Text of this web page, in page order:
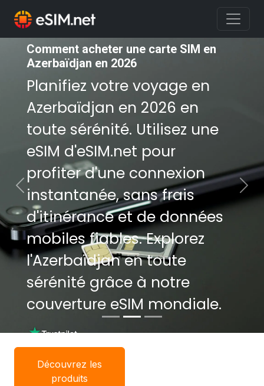
Comment acheter une carte SIM en
Azerbaïdjan en 2026
Planifiez votre voyage en
Azerbaïdjan en 2026 en
toute sérénité. Utilisez une
eSIM d'eSIM.net pour
profiter d'une connexion
instantanée, sans frais
d'itinérance et de données
mobiles fiables. Explorez
l'Azerbaïdjan en toute
sérénité grâce à notre
couverture eSIM mondiale.
Comment acheter une carte SIM en
Azerbaïdjan en 2026
Planifiez votre voyage en
Azerbaïdjan en 2026 en
toute sérénité. Utilisez une
eSIM d'eSIM.net pour
profiter d'une connexion
instantanée, sans frais
d'itinérance et de données
mobiles fiables. Explorez
l'Azerbaïdjan en toute
sérénité grâce à notre
couverture eSIM mondiale.
Previous Next
Découvrez les
produits